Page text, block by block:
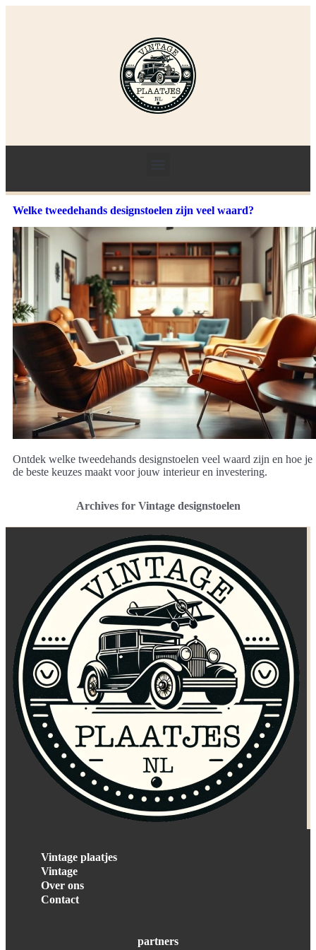
Welke tweedehands designstoelen zijn veel waard?
Ontdek welke tweedehands designstoelen veel waard zijn en hoe je
de beste keuzes maakt voor jouw interieur en investering.
Archives for Vintage designstoelen
Vintage plaatjes
Vintage
Over ons
Contact
partners